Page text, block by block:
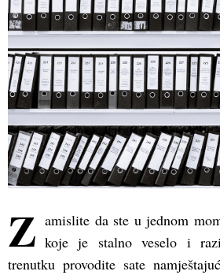
Z amislite da ste u jednom
koje je stalno veselo i
trenutku provodite sate